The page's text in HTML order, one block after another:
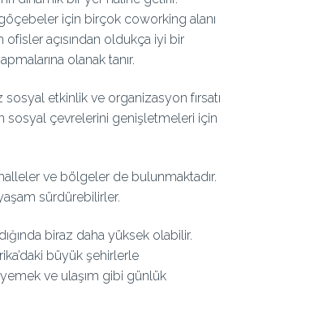
için birçok coworking alanı
açısından oldukça iyi bir
olanak tanır.
etkinlik ve organizasyon fırsatı
sosyal çevrelerini genişletmeleri için
ve bölgeler de bulunmaktadır.
sürdürebilirler.
biraz daha yüksek olabilir.
büyük şehirlerle
yemek ve ulaşım gibi günlük